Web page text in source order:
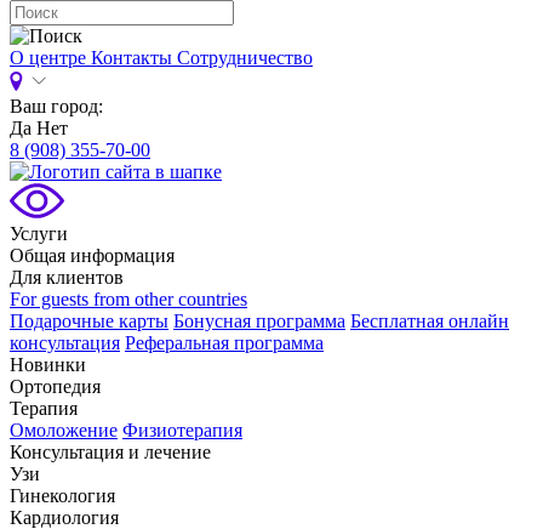
О центре Контакты Сотрудничество
Ваш город:
Да Нет
8 (908) 355-70-00
Услуги
Общая информация
Для клиентов
For guests from other countries
Подарочные карты Бонусная программа Бесплатная онлайн
консультация Реферальная программа
Новинки
Ортопедия
Терапия
Омоложение Физиотерапия
Консультация и лечение
Узи
Гинекология
Кардиология